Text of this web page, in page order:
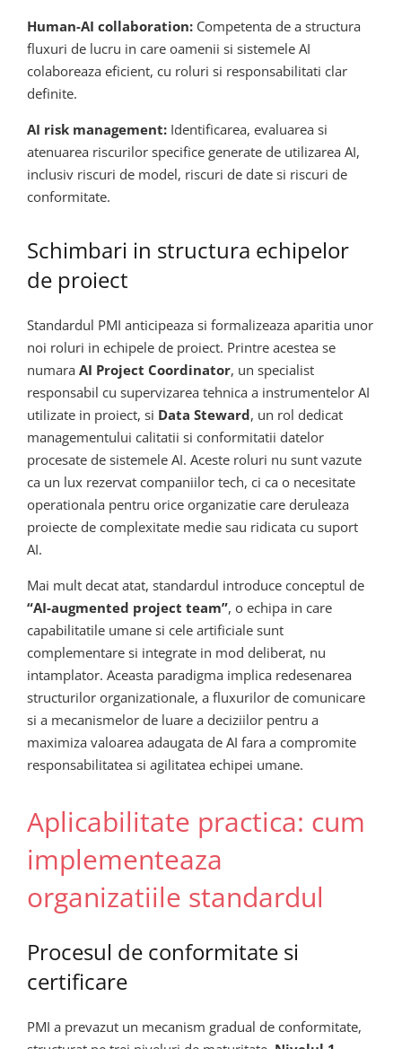
Human-AI collaboration: Competenta de a structura
fluxuri de lucru in care oamenii si sistemele AI
colaboreaza eficient, cu roluri si responsabilitati clar
definite.
AI risk management: Identificarea, evaluarea si
atenuarea riscurilor specifice generate de utilizarea AI,
inclusiv riscuri de model, riscuri de date si riscuri de
conformitate.
Schimbari in structura echipelor
de proiect
Standardul PMI anticipeaza si formalizeaza aparitia unor
noi roluri in echipele de proiect. Printre acestea se
numara AI Project Coordinator, un specialist
responsabil cu supervizarea tehnica a instrumentelor AI
utilizate in proiect, si Data Steward, un rol dedicat
managementului calitatii si conformitatii datelor
procesate de sistemele AI. Aceste roluri nu sunt vazute
ca un lux rezervat companiilor tech, ci ca o necesitate
operationala pentru orice organizatie care deruleaza
proiecte de complexitate medie sau ridicata cu suport
AI.
Mai mult decat atat, standardul introduce conceptul de
“AI-augmented project team”, o echipa in care
capabilitatile umane si cele artificiale sunt
complementare si integrate in mod deliberat, nu
intamplator. Aceasta paradigma implica redesenarea
structurilor organizationale, a fluxurilor de comunicare
si a mecanismelor de luare a deciziilor pentru a
maximiza valoarea adaugata de AI fara a compromite
responsabilitatea si agilitatea echipei umane.
Aplicabilitate practica: cum
implementeaza
organizatiile standardul
Procesul de conformitate si
certificare
PMI a prevazut un mecanism gradual de conformitate,